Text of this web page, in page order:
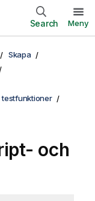
Search Meny
Skapa
testfunktioner
och